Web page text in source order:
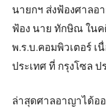
นายกฯ ส่งฟ้องศาลอ
ฟ้อง นาย ทักษิณ ใน
พ.ร.บ.คอมพิวเตอร์
ประเทศ ที่ กรุงโซล ป
ล่าสุดศาลอาญาได้อ